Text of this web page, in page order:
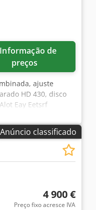
preços
ajuste
HD 430, disco
Eay Eetsrf
Anúncio classificado
4 900 €
Preço fixo acresce IVA